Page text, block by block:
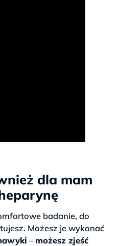
dla mam
badanie, do
Możesz je wykonać
–możesz zjeść